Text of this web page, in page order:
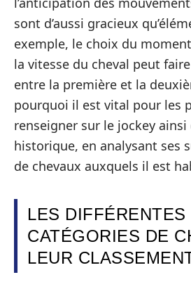
sont d’aussi gracieux
exemple, le choix du
la vitesse du cheval peut
entre la première et la
pourquoi il est vital pour les
renseigner sur le jockey ainsi
historique, en analysant ses
de chevaux auxquels il est
LES DIFFÉRENTES
CATÉGORIES DE
LEUR